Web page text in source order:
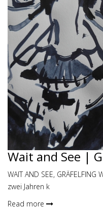
Wait and See |
WAIT AND SEE,
zwei Jahren k
Read more